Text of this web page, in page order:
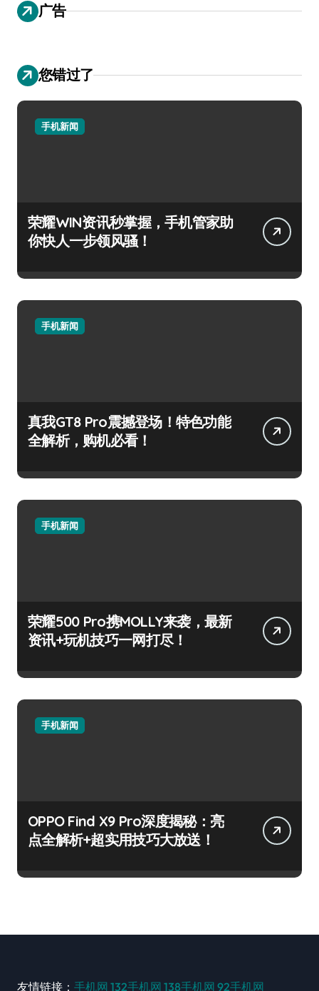
广告
您错过了
手机新闻
荣耀WIN资讯秒掌握，手机管家助
你快人一步领风骚！
手机新闻
真我GT8 Pro震撼登场！特色功能
全解析，购机必看！
手机新闻
荣耀500 Pro携MOLLY来袭，最新
资讯+玩机技巧一网打尽！
手机新闻
OPPO Find X9 Pro深度揭秘：亮
点全解析+超实用技巧大放送！
友情链接： 手机网 132手机网 138手机网 92手机网